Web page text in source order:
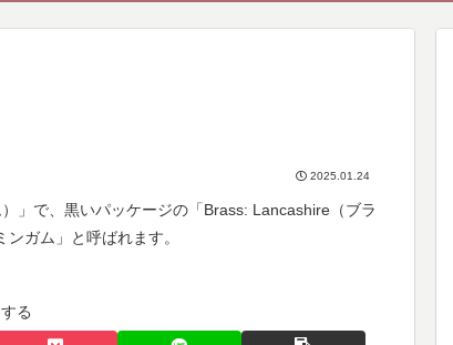
2025.01.24
」で、黒いパッケージの「Brass: Lancashire（ブラ
ガム」と呼ばれます。
る